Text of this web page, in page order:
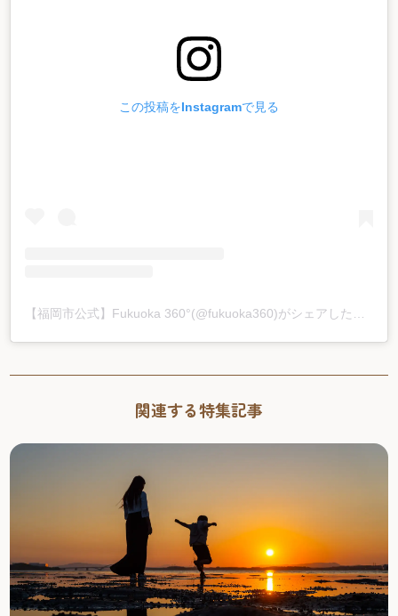
この投稿をInstagramで見る
【福岡市公式】Fukuoka 360°(@fukuoka360)がシェアした投稿
関連する特集記事